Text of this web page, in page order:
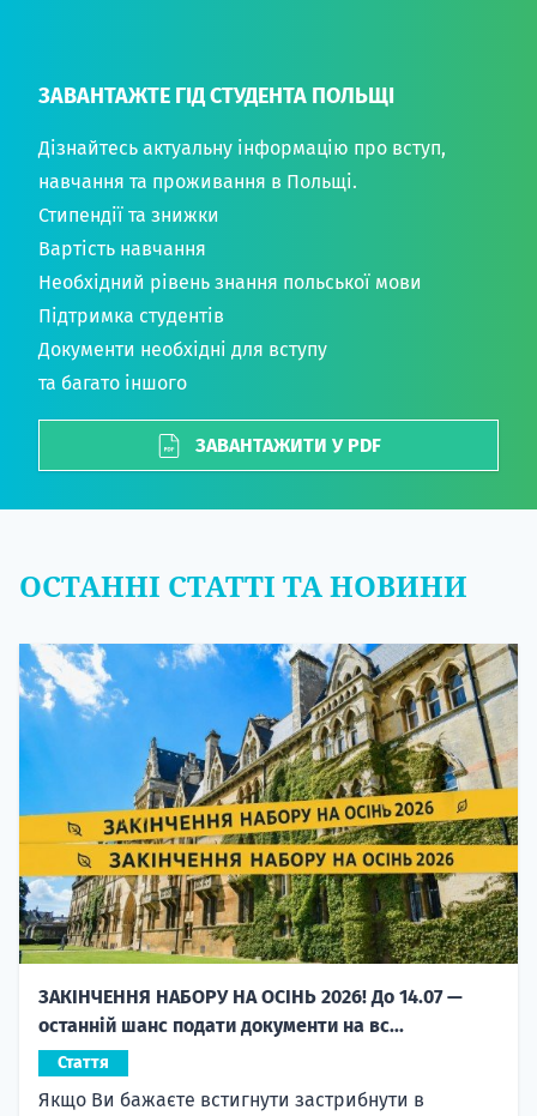
ЗАВАНТАЖТЕ ГІД СТУДЕНТА ПОЛЬЩІ
Дізнайтесь актуальну інформацію про вступ,
навчання та проживання в Польщі.
Стипендії та знижки
Вартість навчання
Необхідний рівень знання польської мови
Підтримка студентів
Документи необхідні для вступу
та багато іншого
ЗАВАНТАЖИТИ У PDF
ОСТАННІ СТАТТІ ТА НОВИНИ
ЗАКІНЧЕННЯ НАБОРУ НА ОСІНЬ 2026! До 14.07 —
останній шанс подати документи на вс...
Стаття
Якщо Ви бажаєте встигнути застрибнути в